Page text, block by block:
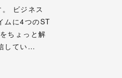
ビジネス
ムに4つのST
ちょっと解
してい…